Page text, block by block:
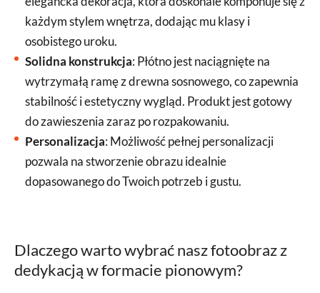
każdym stylem wnętrza, dodając mu klasy i
osobistego uroku.
Solidna konstrukcja: Płótno jest naciągnięte na
wytrzymałą ramę z drewna sosnowego, co zapewnia
stabilność i estetyczny wygląd. Produkt jest gotowy
do zawieszenia zaraz po rozpakowaniu.
Personalizacja: Możliwość pełnej personalizacji
pozwala na stworzenie obrazu idealnie
dopasowanego do Twoich potrzeb i gustu.
Dlaczego warto wybrać nasz fotoobraz z
dedykacją w formacie pionowym?